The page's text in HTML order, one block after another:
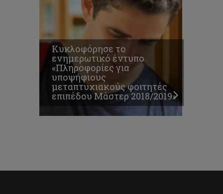
Κυκλοφόρησε το
ενημερωτικό έντυπο
«Πληροφορίες για
υποψήφιους
μεταπτυχιακούς φοιτητές
επιπέδου Μάστερ 2018/2019»